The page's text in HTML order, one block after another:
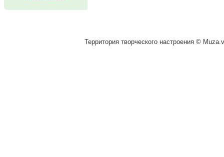
Территория творческого настроения ©